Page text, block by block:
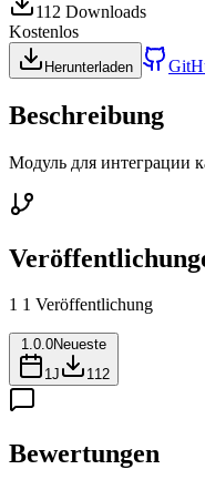
112 Downloads
Kostenlos
Herunterladen
Beschreibung
Модуль для интеграции
1 1 Veröffentlichung
1.0.0Neueste
1J
112
Bewertungen